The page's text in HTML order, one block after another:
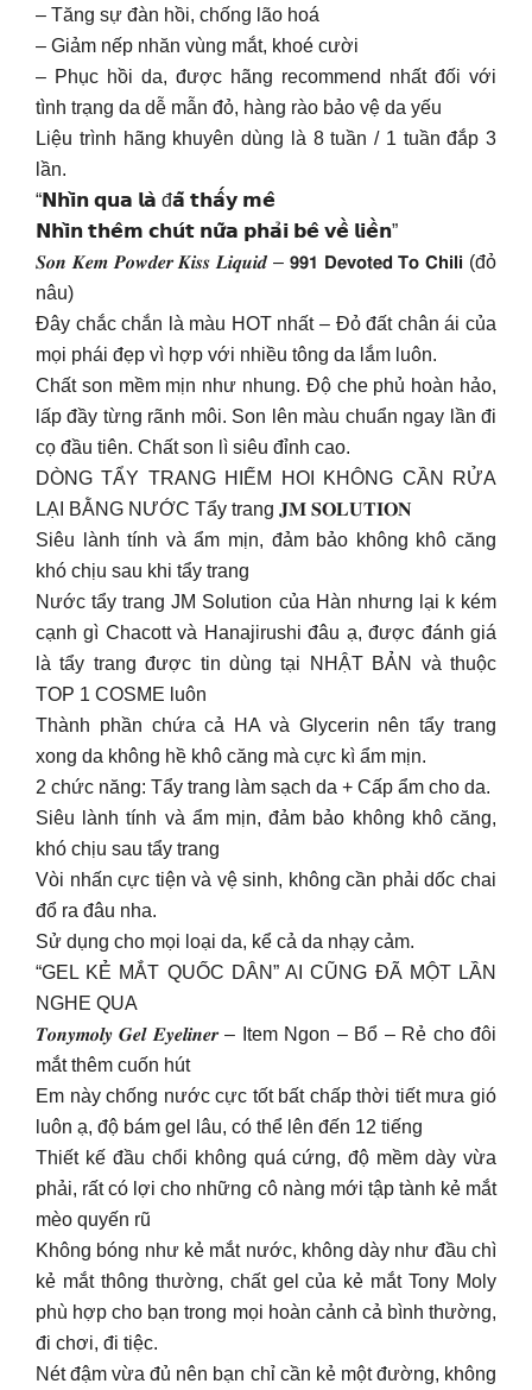
– Tăng sự đàn hồi, chống lão hoá
– Giảm nếp nhăn vùng mắt, khoé cười
– Phục hồi da, được hãng recommend nhất đối với
tình trạng da dễ mẫn đỏ, hàng rào bảo vệ da yếu
Liệu trình hãng khuyên dùng là 8 tuần / 1 tuần đắp 3
lần.
“𝗡𝗵𝗶̀𝗻 𝗾𝘂𝗮 𝗹𝗮̀ đ𝗮̃ 𝘁𝗵𝗮̂́𝘆 𝗺𝗲̂
𝗡𝗵𝗶̀𝗻 𝘁𝗵𝗲̂𝗺 𝗰𝗵𝘂́𝘁 𝗻𝘂̛̃𝗮 𝗽𝗵𝗮̉𝗶 𝗯𝗲̂ 𝘃𝗲̂̀ 𝗹𝗶𝗲̂̀𝗻”
𝑺𝒐𝒏 𝑲𝒆𝒎 𝑷𝒐𝒘𝒅𝒆𝒓 𝑲𝒊𝒔𝒔 𝑳𝒊𝒒𝒖𝒊𝒅 – 𝟵𝟵𝟭 𝗗𝗲𝘃𝗼𝘁𝗲𝗱 𝗧𝗼 𝗖𝗵𝗶𝗹𝗶 (đỏ
nâu)
Đây chắc chắn là màu HOT nhất – Đỏ đất chân ái của
mọi phái đẹp vì hợp với nhiều tông da lắm luôn.
Chất son mềm mịn như nhung. Độ che phủ hoàn hảo,
lấp đầy từng rãnh môi. Son lên màu chuẩn ngay lần đi
cọ đầu tiên. Chất son lì siêu đỉnh cao.
DÒNG TẨY TRANG HIẾM HOI KHÔNG CẦN RỬA
LẠI BẰNG NƯỚC Tẩy trang 𝐉𝐌 𝐒𝐎𝐋𝐔𝐓𝐈𝐎𝐍
Siêu lành tính và ẩm mịn, đảm bảo không khô căng
khó chịu sau khi tẩy trang
Nước tẩy trang JM Solution của Hàn nhưng lại k kém
cạnh gì Chacott và Hanajirushi đâu ạ, được đánh giá
là tẩy trang được tin dùng tại NHẬT BẢN và thuộc
TOP 1 COSME luôn
Thành phần chứa cả HA và Glycerin nên tẩy trang
xong da không hề khô căng mà cực kì ẩm mịn.
2 chức năng: Tẩy trang làm sạch da + Cấp ẩm cho da.
Siêu lành tính và ẩm mịn, đảm bảo không khô căng,
khó chịu sau tẩy trang
Vòi nhấn cực tiện và vệ sinh, không cần phải dốc chai
đổ ra đâu nha.
Sử dụng cho mọi loại da, kể cả da nhạy cảm.
“GEL KẺ MẮT QUỐC DÂN” AI CŨNG ĐÃ MỘT LẦN
NGHE QUA
𝑻𝒐𝒏𝒚𝒎𝒐𝒍𝒚 𝑮𝒆𝒍 𝑬𝒚𝒆𝒍𝒊𝒏𝒆𝒓 – Item Ngon – Bổ – Rẻ cho đôi
mắt thêm cuốn hút
Em này chống nước cực tốt bất chấp thời tiết mưa gió
luôn ạ, độ bám gel lâu, có thể lên đến 12 tiếng
Thiết kế đầu chổi không quá cứng, độ mềm dày vừa
phải, rất có lợi cho những cô nàng mới tập tành kẻ mắt
mèo quyến rũ
Không bóng như kẻ mắt nước, không dày như đầu chì
kẻ mắt thông thường, chất gel của kẻ mắt Tony Moly
phù hợp cho bạn trong mọi hoàn cảnh cả bình thường,
đi chơi, đi tiệc.
Nét đậm vừa đủ nên bạn chỉ cần kẻ một đường, không